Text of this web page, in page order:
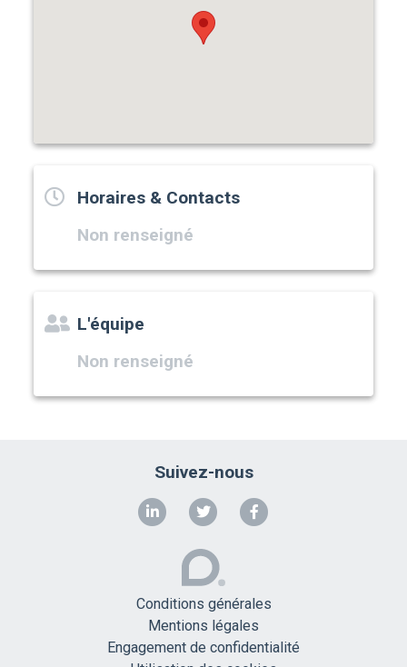
Horaires & Contacts
Non renseigné
L'équipe
Non renseigné
Suivez-nous
Conditions générales
Mentions légales
Engagement de confidentialité